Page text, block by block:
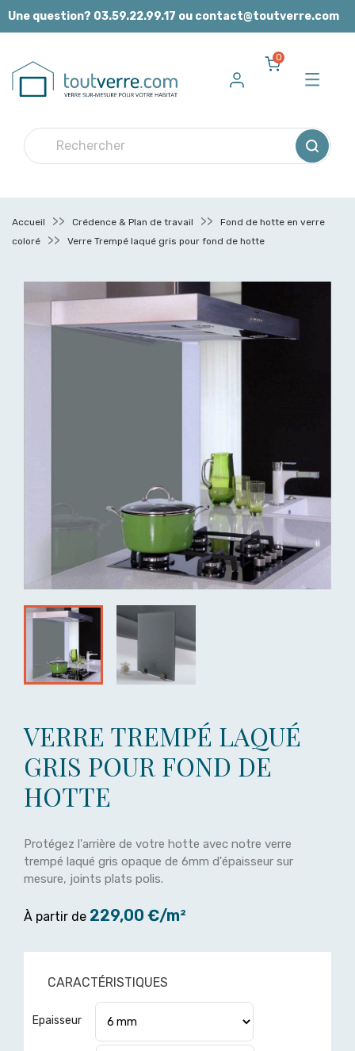
Panneau de gestion des cookies
Une question? 03.59.22.99.17 ou contact@toutverre.com
0
Accueil Crédence & Plan de travail
Fond de hotte en verre
coloré
Verre Trempé laqué gris pour fond de hotte
VERRE TREMPÉ LAQUÉ
GRIS POUR FOND DE
HOTTE
Protégez l'arrière de votre hotte avec notre verre
trempé laqué gris opaque de 6mm d'épaisseur sur
mesure, joints plats polis.
À partir de 229,00 €/m²
CARACTÉRISTIQUES
Epaisseur